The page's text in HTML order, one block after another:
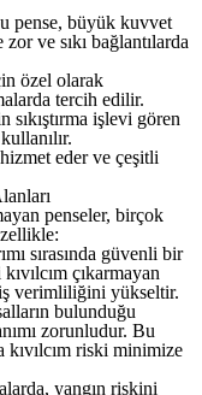
pense, büyük kuvvet
ve sıkı bağlantılarda
özel olarak
tercih edilir.
sıkıştırma işlevi gören
eder ve çeşitli
penseler, birçok
sırasında güvenli bir
çıkarmayan
verimliliğini yükseltir.
bulunduğu
zorunludur. Bu
kıvılcım riski minimize
yangın riskini